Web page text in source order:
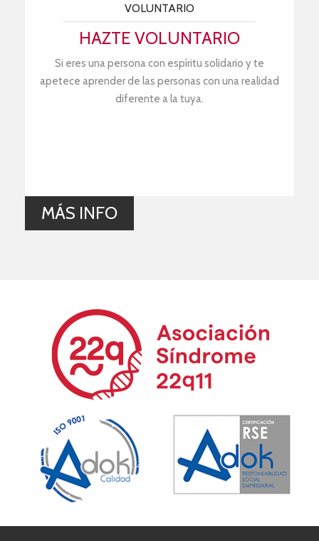
VOLUNTARIO
HAZTE VOLUNTARIO
Si eres una persona con espíritu solidario y te
apetece aprender de las personas con una realidad
diferente a la tuya.
MÁS INFO